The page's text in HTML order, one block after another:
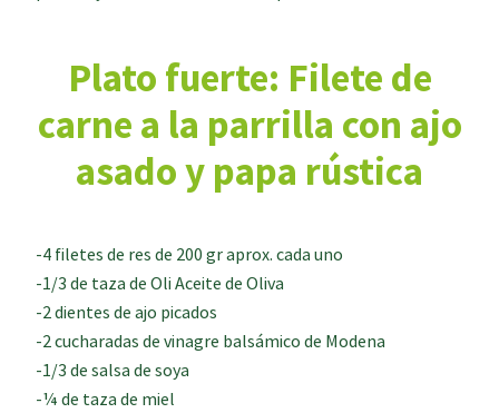
Plato fuerte: Filete de
carne a la parrilla con ajo
asado y papa rústica
-4 filetes de res de 200 gr aprox. cada uno
-1/3 de taza de Oli Aceite de Oliva
-2 dientes de ajo picados
-2 cucharadas de vinagre balsámico de Modena
-1/3 de salsa de soya
-¼ de taza de miel